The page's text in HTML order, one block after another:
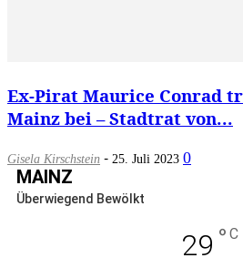
Ex-Pirat Maurice Conrad
Mainz bei – Stadtrat von...
Gisela Kirschstein - 25. Juli 2023 0
MAINZ
Überwiegend Bewölkt
29 ° C